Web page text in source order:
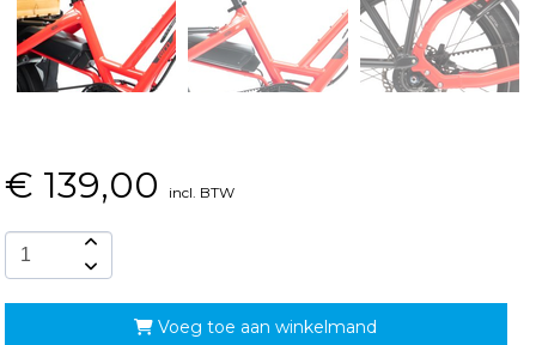
€ 139,00 incl. BTW
Voeg toe aan winkelmand